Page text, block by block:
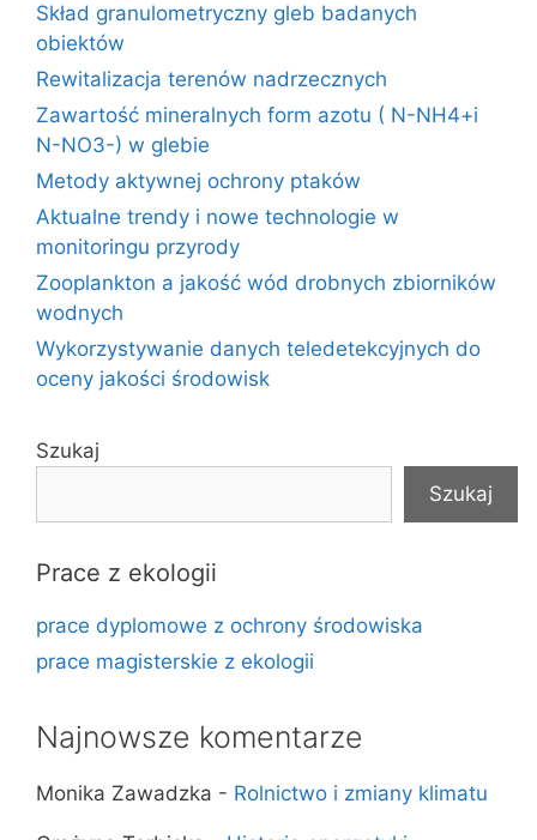
Skład granulometryczny gleb badanych
obiektów
Rewitalizacja terenów nadrzecznych
Zawartość mineralnych form azotu ( N-NH4+i
N-NO3-) w glebie
Metody aktywnej ochrony ptaków
Aktualne trendy i nowe technologie w
monitoringu przyrody
Zooplankton a jakość wód drobnych zbiorników
wodnych
Wykorzystywanie danych teledetekcyjnych do
oceny jakości środowisk
Szukaj
Szukaj
Prace z ekologii
prace dyplomowe z ochrony środowiska
prace magisterskie z ekologii
Najnowsze komentarze
Monika Zawadzka - Rolnictwo i zmiany klimatu